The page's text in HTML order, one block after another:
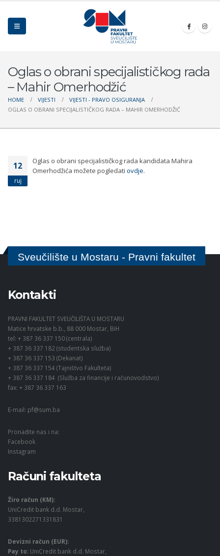
Oglas o obrani specijalističkog rada
– Mahir Omerhodžić
HOME VIJESTI
VIJESTI - PRAVO OSIGURANJA
OGLAS O OBRANI SPECIJALISTIČKOG RADA – MAHIR OMERHODŽIĆ
12
ruj
Oglas o obrani specijalističkog rada kandidata Mahira
Omerhodžića možete pogledati ovdje.
Sveučilište u Mostaru - Pravni fakultet
Kontakti
PRAVNI FAKULTET SVEUČILIŠTA U MOSTARU
Matice hrvatske b.b., 88 000 Mostar, BiH
tel: + 387 36 337 150 (centrala)
+ 387 36 337 182 (studentska služba)
+ 387 36 337 153 (Dekanat)
+ 387 36 337 154 (Tajništvo Fakulteta)
+ 387 36 337 184 (Služba za financije i računovodstvo)
fax: + 387 36 337 163
E-mail: pf@sum.ba
Pronađite nas i na:
Facebook
Instagram
Računi fakulteta
Žiro račun (KM):
UniCredit bank d.d. Mostar,
3381302271331831
Devizni račun (EUR):
Pay to: UniCredit bank d.d. Mostar,